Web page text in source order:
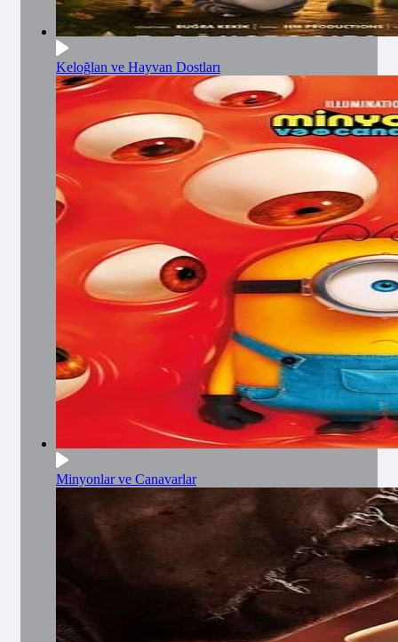
Keloğlan ve Hayvan Dostları
Minyonlar ve Canavarlar